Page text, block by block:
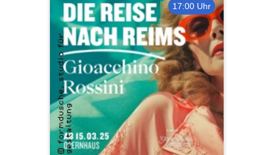
17:00 Uhr